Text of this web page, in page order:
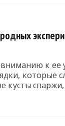
к ее
которые